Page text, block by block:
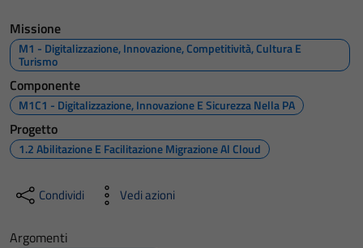
Missione
M1 - Digitalizzazione, Innovazione, Competitività, Cultura E
Turismo
Componente
M1C1 - Digitalizzazione, Innovazione E Sicurezza Nella PA
Progetto
1.2 Abilitazione E Facilitazione Migrazione Al Cloud
Condividi Vedi azioni
Argomenti